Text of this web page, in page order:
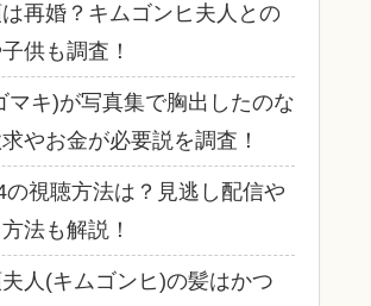
再婚？キムゴンヒ夫人との
供も調査！
マキ)が写真集で胸出したのな
やお金が必要説を調査！
の視聴方法は？見逃し配信や
法も解説！
人(キムゴンヒ)の髪はかつ